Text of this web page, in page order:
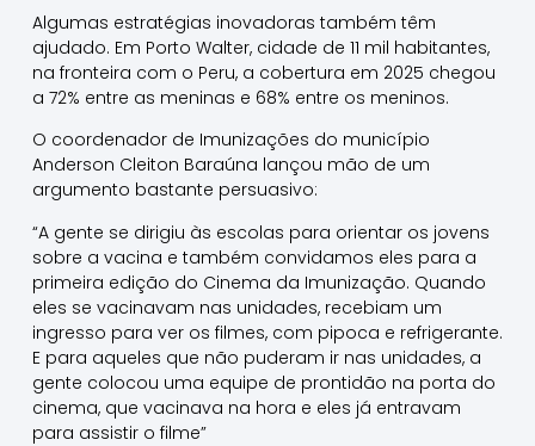
Algumas estratégias inovadoras também têm
ajudado. Em Porto Walter, cidade de 11 mil habitantes,
na fronteira com o Peru, a cobertura em 2025 chegou
a 72% entre as meninas e 68% entre os meninos.
O coordenador de Imunizações do município
Anderson Cleiton Baraúna lançou mão de um
argumento bastante persuasivo:
“A gente se dirigiu às escolas para orientar os jovens
sobre a vacina e também convidamos eles para a
primeira edição do Cinema da Imunização. Quando
eles se vacinavam nas unidades, recebiam um
ingresso para ver os filmes, com pipoca e refrigerante.
E para aqueles que não puderam ir nas unidades, a
gente colocou uma equipe de prontidão na porta do
cinema, que vacinava na hora e eles já entravam
para assistir o filme”